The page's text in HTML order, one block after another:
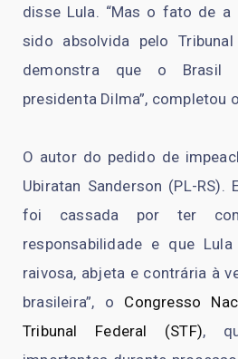
disse Lula. “Mas o fato de a
sido absolvida pelo
demonstra que o Brasil
presidenta Dilma”, completou
O autor do pedido de
Ubiratan Sanderson (PL-RS).
foi cassada por ter
responsabilidade e que
raivosa, abjeta e contrária à
brasileira”, o Congresso
Tribunal Federal (STF),